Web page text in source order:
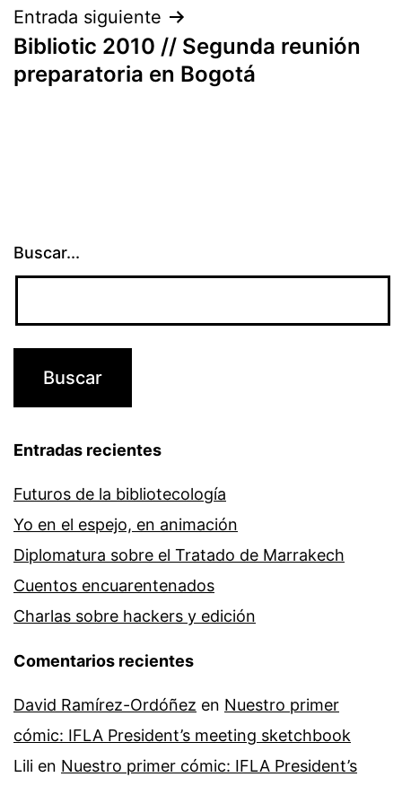
Entrada siguiente
Bibliotic 2010 // Segunda reunión
preparatoria en Bogotá
Buscar...
Entradas recientes
Futuros de la bibliotecología
Yo en el espejo, en animación
Diplomatura sobre el Tratado de Marrakech
Cuentos encuarentenados
Charlas sobre hackers y edición
Comentarios recientes
David Ramírez-Ordóñez en Nuestro primer
cómic: IFLA President’s meeting sketchbook
Lili en Nuestro primer cómic: IFLA President’s